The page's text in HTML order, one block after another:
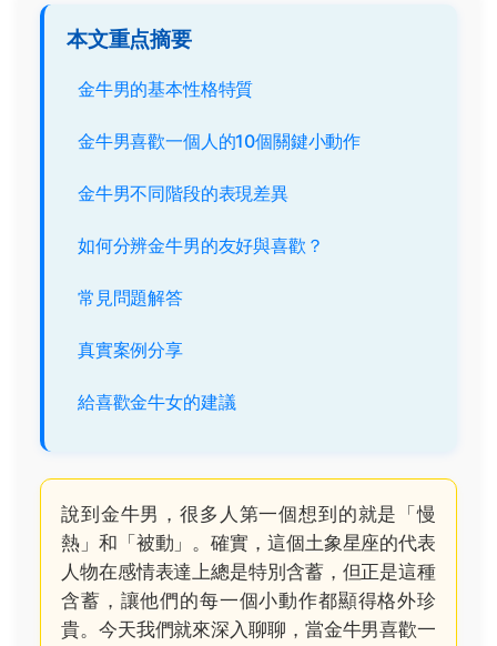
本文重点摘要
金牛男的基本性格特質
金牛男喜歡一個人的10個關鍵小動作
金牛男不同階段的表現差異
如何分辨金牛男的友好與喜歡？
常見問題解答
真實案例分享
給喜歡金牛女的建議
說到金牛男，很多人第一個想到的就是「慢
熱」和「被動」。確實，這個土象星座的代表
人物在感情表達上總是特別含蓄，但正是這種
含蓄，讓他們的每一個小動作都顯得格外珍
貴。今天我們就來深入聊聊，當金牛男喜歡一